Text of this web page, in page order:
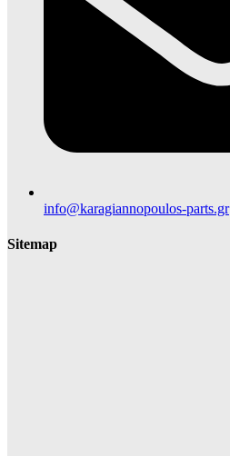
info@karagiannopoulos-parts.gr
Sitemap